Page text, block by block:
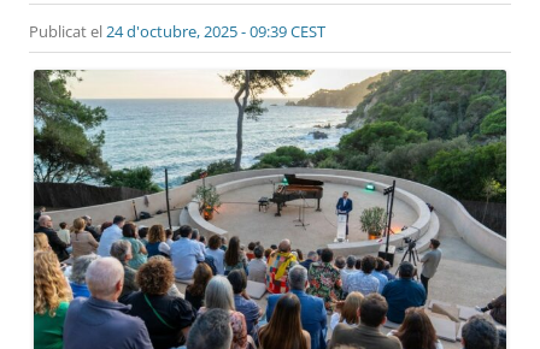
Publicat el24 d'octubre, 2025 - 09:39 CEST